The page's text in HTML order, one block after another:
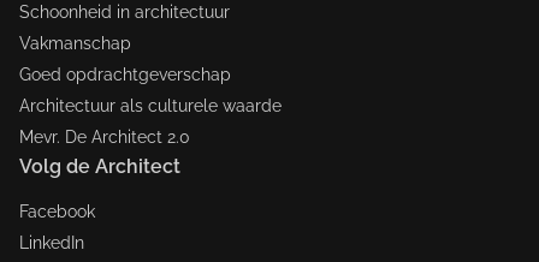
Schoonheid in architectuur
Vakmanschap
Goed opdrachtgeverschap
Architectuur als culturele waarde
Mevr. De Architect 2.0
Volg de Architect
Facebook
LinkedIn